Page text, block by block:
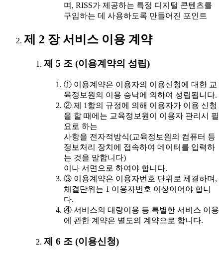
며, RISS가 제공하는 특정 디지털 콘텐츠를
구입하는 데 사용하도록 만들어진 포인트
제 2 장 서비스 이용 계약
제 5 조 (이용계약의 성립)
① 이용계약은 이용자의 이용신청에 대한 교
육정보원의 이용 승낙에 의하여 성립됩니다.
② 제 1항의 규정에 의해 이용자가 이용 신청
을 할 때에는 교육정보원이 이용자 관리시 필
요로 하는
사항을 전자적방식(교육정보원의 컴퓨터 등
정보처리 장치에 접속하여 데이터를 입력하
는 것을 말합니다)
이나 서면으로 하여야 합니다.
③ 이용계약은 이용자번호 단위로 체결하며,
체결단위는 1 이용자번호 이상이어야 합니
다.
④ 서비스의 대량이용 등 특별한 서비스 이용
에 관한 계약은 별도의 계약으로 합니다.
제 6 조 (이용신청)